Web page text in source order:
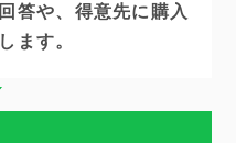
答や、得意先に購入
ます。